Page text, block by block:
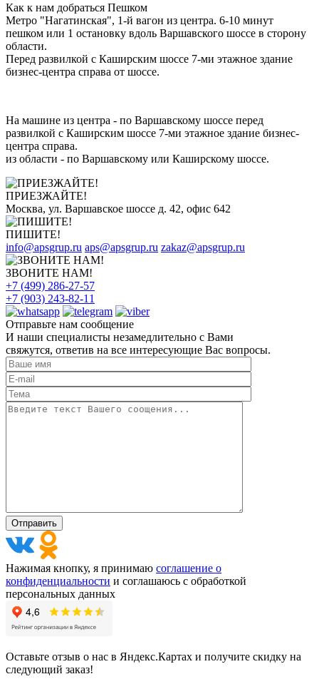
Как к нам добраться Пешком
Метро "Нагатинская", 1-й вагон из центра. 6-10 минут
пешком или 1 остановку вдоль Варшавского шоссе в сторону
области.
Перед развилкой с Каширским шоссе 7-ми этажное здание
бизнес-центра справа от шоссе.
На машине из центра - по Варшавскому шоссе перед
развилкой с Каширским шоссе 7-ми этажное здание бизнес-
центра справа.
из области - по Варшавскому или Каширскому шоссе.
ПРИЕЗЖАЙТЕ!
Москва, ул. Варшавское шоссе д. 42, офис 642
ПИШИТЕ!
info@apsgrup.ru aps@apsgrup.ru zakaz@apsgrup.ru
ЗВОНИТЕ НАМ!
+7 (499) 286-27-57
+7 (903) 243-82-11
Отправьте нам сообщение
И наши специалисты незамедлительно с Вами
свяжутся, ответив на все интересующие Вас вопросы.
Нажимая кнопку, я принимаю соглашение о
конфиденциальности и соглашаюсь с обработкой
персональных данных
Оставьте отзыв о нас в Яндекс.Картах и получите скидку на
следующий заказ!